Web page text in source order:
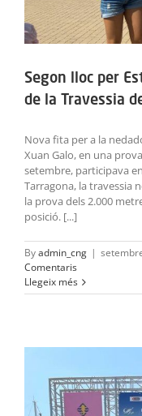
Segon lloc per
de la Travessia
Nova fita per a la
Xuan Galo, en una
setembre, participava
Tarragona, la travessia
la prova dels 2.000
posició. [...]
Byadmin_cng |
Comentaris
Llegeix més